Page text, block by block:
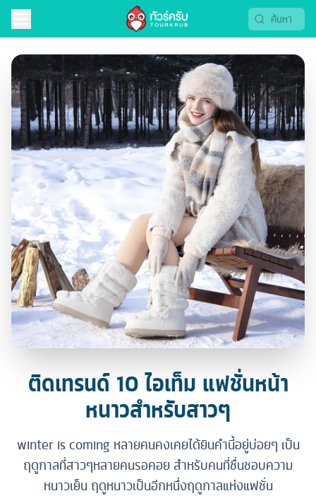
ติดเทรนด์ 10 ไอเท็ม แฟชั่นหน้า
หนาวสำหรับสาวๆ
winter is coming หลายคนคงเคยได้ยินคำนี้อยู่บ่อยๆ เป็น
ฤดูกาลที่สาวๆหลายคนรอคอย สำหรับคนที่ชื่นชอบความ
หนาวเย็น ฤดูหนาวเป็นอีกหนึ่งฤดูกาลแห่งแฟชั่น